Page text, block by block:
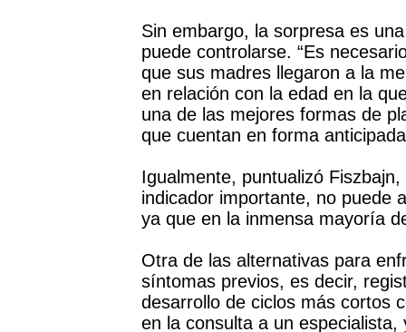
Sin embargo, la sorpresa es
puede controlarse. “Es
que sus madres llegaron a la
en relación con la edad en la
una de las mejores formas de
que cuentan en forma
Igualmente, puntualizó
indicador importante, no puede
ya que en la inmensa mayoría
Otra de las alternativas para
síntomas previos, es decir,
desarrollo de ciclos más cortos
en la consulta a un